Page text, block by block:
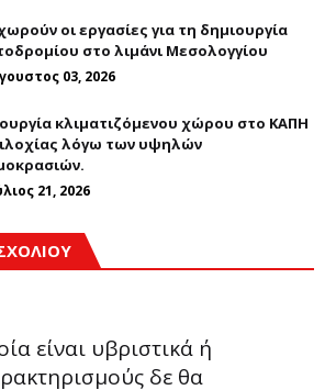
οι εργασίες για τη δημιουργία
στο λιμάνι Μεσολογγίου
03, 2026
κλιματιζόμενου χώρου στο ΚΑΠΗ
λόγω των υψηλών
21, 2026
είναι υβριστικά ή
δε θα